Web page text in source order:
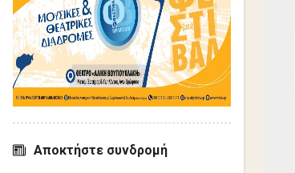
Αποκτήστε συνδρομή